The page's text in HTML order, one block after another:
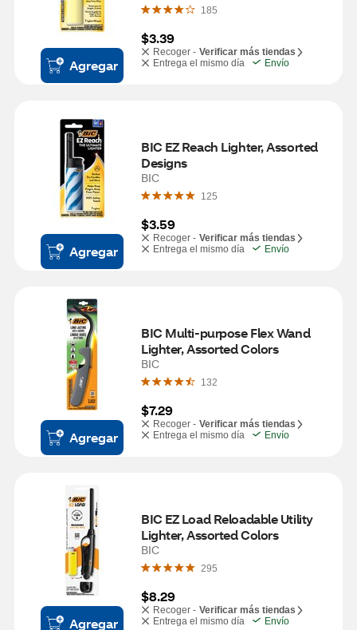
Agregar
185
$3.39
Recoger - Verificar más tiendas
Entrega el mismo día
Envío
Agregar
BIC EZ Reach Lighter, Assorted
Designs
BIC
125
$3.59
Recoger - Verificar más tiendas
Entrega el mismo día
Envío
Agregar
BIC Multi-purpose Flex Wand
Lighter, Assorted Colors
BIC
132
$7.29
Recoger - Verificar más tiendas
Entrega el mismo día
Envío
Agregar
BIC EZ Load Reloadable Utility
Lighter, Assorted Colors
BIC
295
$8.29
Recoger - Verificar más tiendas
Entrega el mismo día
Envío